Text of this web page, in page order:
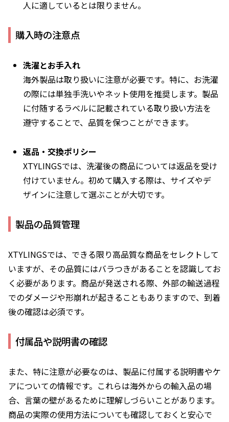
人に適しているとは限りません。
購入時の注意点
洗濯とお手入れ
海外製品は取り扱いに注意が必要です。特に、お洗濯
の際には単独手洗いやネット使用を推奨します。製品
に付随するラベルに記載されている取り扱い方法を
遵守することで、品質を保つことができます。
返品・交換ポリシー
XTYLINGSでは、洗濯後の商品については返品を受け
付けていません。初めて購入する際は、サイズやデ
ザインに注意して選ぶことが大切です。
製品の品質管理
XTYLINGSでは、できる限り高品質な商品をセレクトして
いますが、その品質にはバラつきがあることを認識してお
く必要があります。商品が発送される際、外部の輸送過程
でのダメージや形崩れが起きることもありますので、到着
後の確認は必須です。
付属品や説明書の確認
また、特に注意が必要なのは、製品に付属する説明書やケ
アについての情報です。これらは海外からの輸入品の場
合、言葉の壁があるために理解しづらいことがあります。
商品の実際の使用方法についても確認しておくと安心で